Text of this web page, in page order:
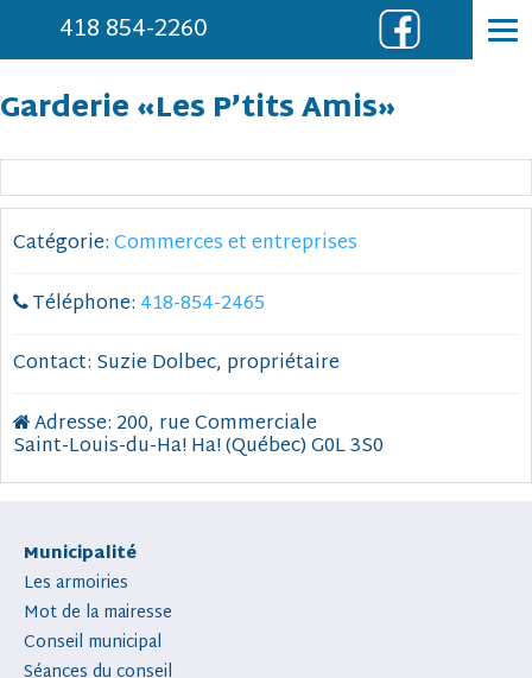
418 854-2260
Garderie «Les P’tits Amis»
Catégorie:Commerces et entreprises
Téléphone: 418-854-2465
Contact: Suzie Dolbec, propriétaire
Adresse: 200, rue Commerciale
Saint-Louis-du-Ha! Ha! (Québec) G0L 3S0
Municipalité
Les armoiries
Mot de la mairesse
Conseil municipal